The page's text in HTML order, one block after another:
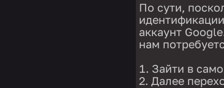
По сути,
аккаунт
нам
Зайти в
Далее